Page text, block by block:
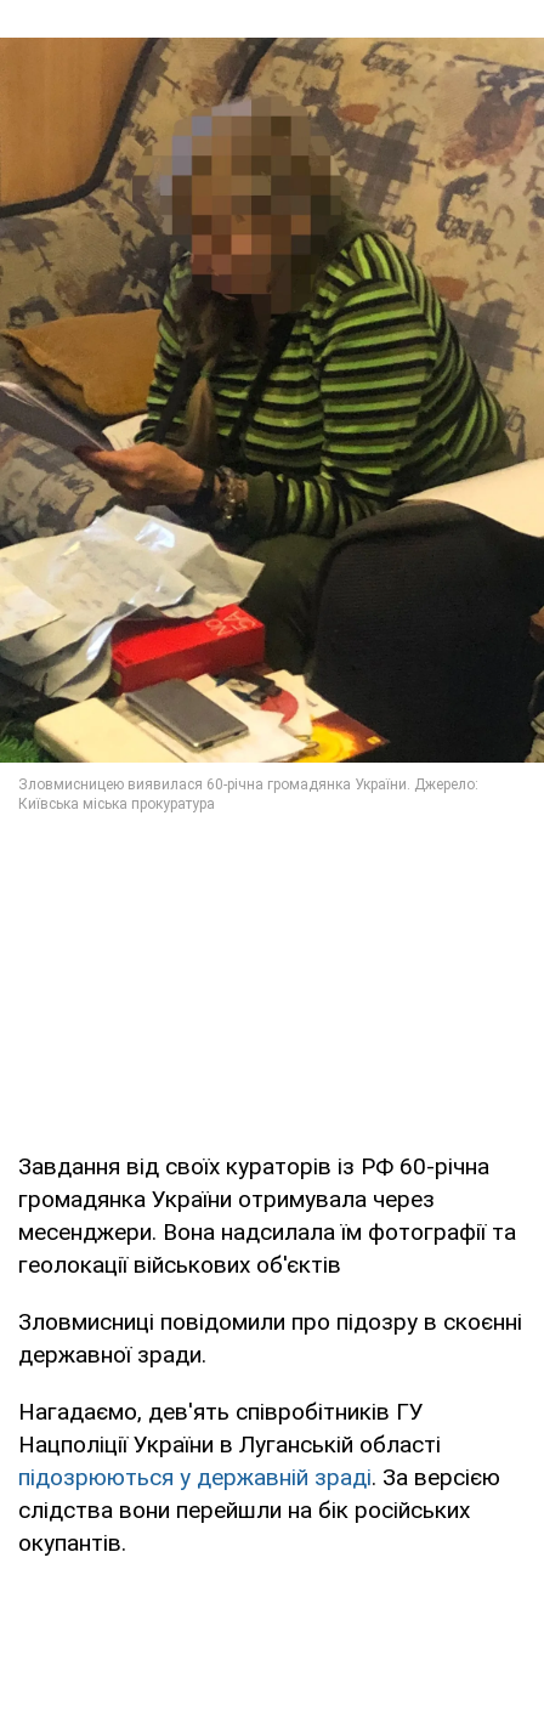
Завдання від своїх кураторів із РФ 60-річна
громадянка України отримувала через
месенджери. Вона надсилала їм фотографії та
геолокації військових об'єктів
Зловмисниці повідомили про підозру в скоєнні
державної зради.
Нагадаємо, дев'ять співробітників ГУ
Нацполіції України в Луганській області
підозрюються у державній зраді. За версією
слідства вони перейшли на бік російських
окупантів.